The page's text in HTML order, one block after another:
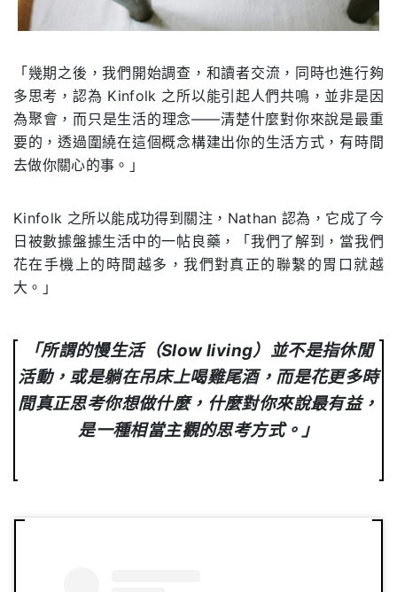
「幾期之後，我們開始調查，和讀者交流，同時也進行夠
多思考，認為 Kinfolk 之所以能引起人們共鳴，並非是因
為聚會，而只是生活的理念——清楚什麼對你來說是最重
要的，透過圍繞在這個概念構建出你的生活方式，有時間
去做你關心的事。」
Kinfolk 之所以能成功得到關注，Nathan 認為，它成了今
日被數據盤據生活中的一帖良藥，「我們了解到，當我們
花在手機上的時間越多，我們對真正的聯繫的胃口就越
大。」
「所謂的慢生活（Slow living）並不是指休閒
活動，或是躺在吊床上喝雞尾酒，而是花更多時
間真正思考你想做什麼，什麼對你來說最有益，
是一種相當主觀的思考方式。」